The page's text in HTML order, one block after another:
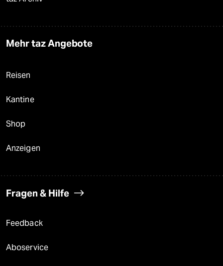
Mehr taz Angebote
Reisen
Kantine
Shop
Anzeigen
Fragen & Hilfe
Feedback
Aboservice